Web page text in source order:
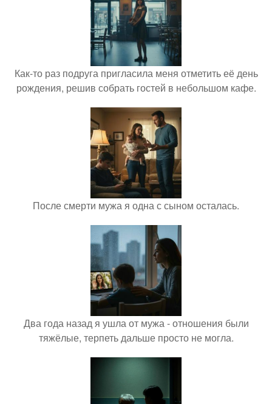
Как-то раз подруга пригласила меня отметить её день
рождения, решив собрать гостей в небольшом кафе.
После смерти мужа я одна с сыном осталась.
Два года назад я ушла от мужа - отношения были
тяжёлые, терпеть дальше просто не могла.